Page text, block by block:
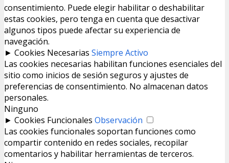
consentimiento. Puede elegir habilitar o deshabilitar
estas cookies, pero tenga en cuenta que desactivar
algunos tipos puede afectar su experiencia de
navegación.
► Cookies Necesarias Siempre Activo
Las cookies necesarias habilitan funciones esenciales del
sitio como inicios de sesión seguros y ajustes de
preferencias de consentimiento. No almacenan datos
personales.
Ninguno
► Cookies Funcionales Observación
Las cookies funcionales soportan funciones como
compartir contenido en redes sociales, recopilar
comentarios y habilitar herramientas de terceros.